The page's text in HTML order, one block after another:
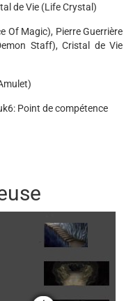
de Vie (Life Crystal)
Of Magic), Pierre Guerrière
Staff), Cristal de Vie
6: Point de compétence